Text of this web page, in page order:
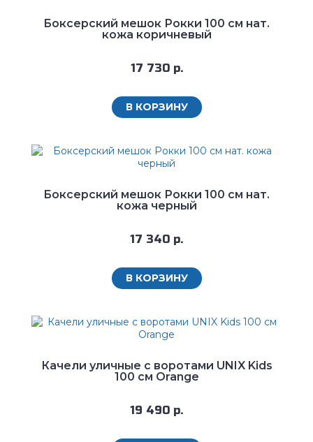
Боксерский мешок Рокки 100 см нат.
кожа коричневый
17 730 р.
В КОРЗИНУ
Боксерский мешок Рокки 100 см нат.
кожа черный
17 340 р.
В КОРЗИНУ
Качели уличные с воротами UNIX Kids
100 см Orange
19 490 р.